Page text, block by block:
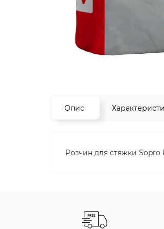
Опис
Розчин для стяжки Sopro